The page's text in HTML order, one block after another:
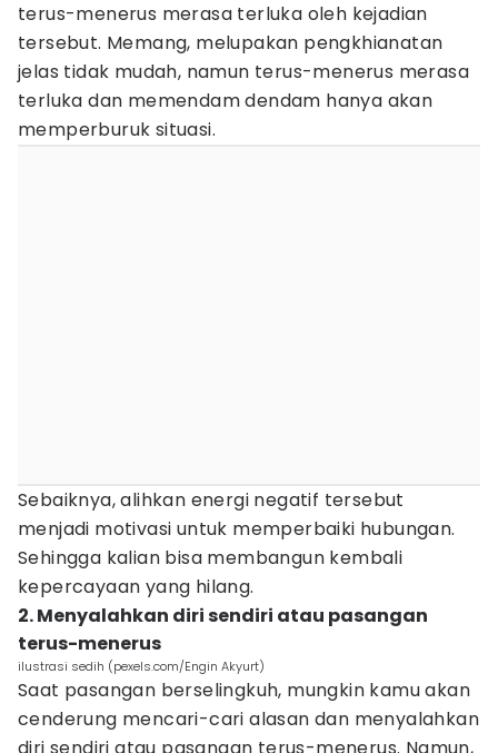
terus-menerus merasa terluka oleh kejadian
tersebut. Memang, melupakan pengkhianatan
jelas tidak mudah, namun terus-menerus merasa
terluka dan memendam dendam hanya akan
memperburuk situasi.
Sebaiknya, alihkan energi negatif tersebut
menjadi motivasi untuk memperbaiki hubungan.
Sehingga kalian bisa membangun kembali
kepercayaan yang hilang.
2. Menyalahkan diri sendiri atau pasangan
terus-menerus
ilustrasi sedih (pexels.com/Engin Akyurt)
Saat pasangan berselingkuh, mungkin kamu akan
cenderung mencari-cari alasan dan menyalahkan